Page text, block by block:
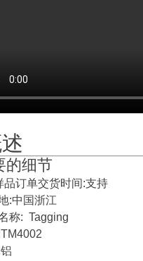
的细节
品订单交货时间:支持
:中国浙江
称: Tagging